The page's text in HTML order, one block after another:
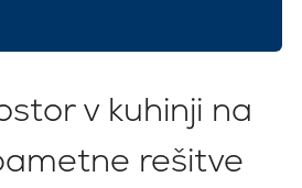
v kuhinji na
rešitve